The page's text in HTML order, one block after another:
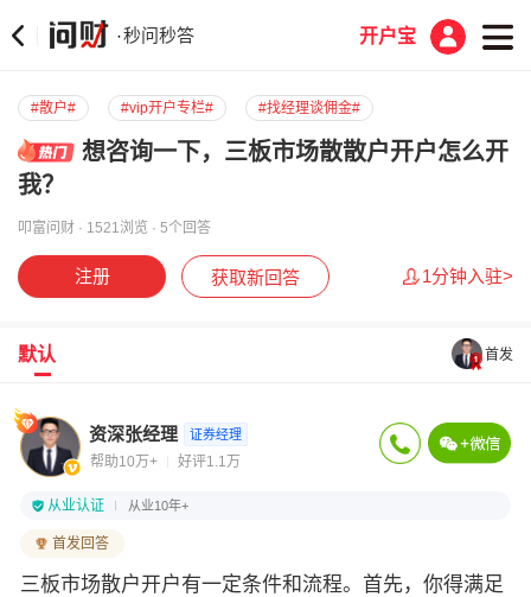
·秒问秒答 开户宝
#散户# #vip开户专栏# #找经理谈佣金#
想咨询一下，三板市场散散户开户怎么开
我？
叩富问财 · 1521浏览 · 5个回答
注册 获取新回答 1分钟入驻>
默认 首发
资深张经理 证券经理
帮助10万+ 好评1.1万
从业认证 从业10年+
首发回答
三板市场散户开户有一定条件和流程。首先，你得满足